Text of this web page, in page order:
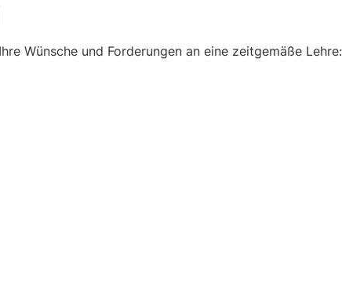
Wünsche und Forderungen an eine zeitgemäße Lehre: